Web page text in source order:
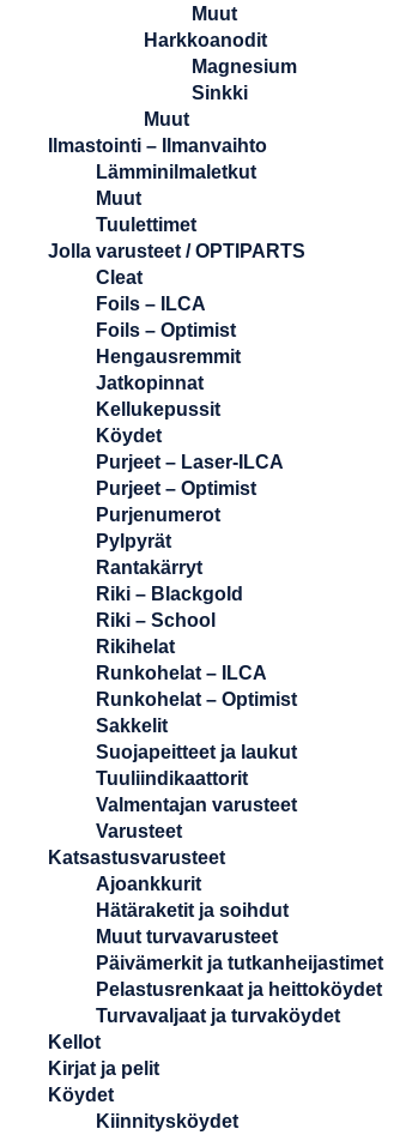
Muut
Harkkoanodit
Magnesium
Sinkki
Muut
Ilmastointi – Ilmanvaihto
Lämminilmaletkut
Muut
Tuulettimet
Jolla varusteet / OPTIPARTS
Cleat
Foils – ILCA
Foils – Optimist
Hengausremmit
Jatkopinnat
Kellukepussit
Köydet
Purjeet – Laser-ILCA
Purjeet – Optimist
Purjenumerot
Pylpyrät
Rantakärryt
Riki – Blackgold
Riki – School
Rikihelat
Runkohelat – ILCA
Runkohelat – Optimist
Sakkelit
Suojapeitteet ja laukut
Tuuliindikaattorit
Valmentajan varusteet
Varusteet
Katsastusvarusteet
Ajoankkurit
Hätäraketit ja soihdut
Muut turvavarusteet
Päivämerkit ja tutkanheijastimet
Pelastusrenkaat ja heittoköydet
Turvavaljaat ja turvaköydet
Kellot
Kirjat ja pelit
Köydet
Kiinnitysköydet